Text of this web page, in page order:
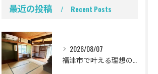
最近の投稿 Recent Posts
2026/08/07
福津市で叶える理想の我が家！中古一戸建てリノベ成功の全手順と失敗回避法